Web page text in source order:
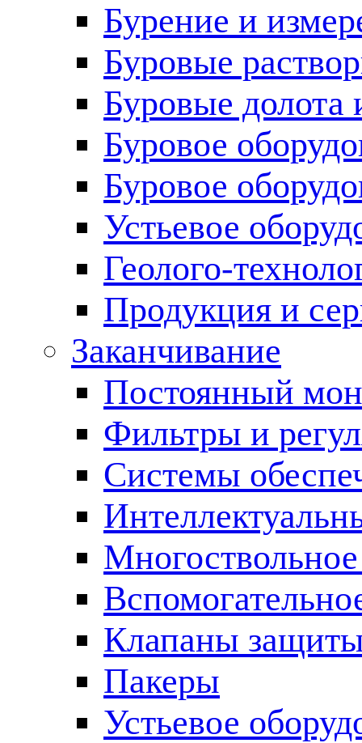
Бурение и
Буровые
Буровые долота
Буровое
Буровое
Устьевое
Геолого-
Продукция и
Заканчивание
Постоянный
Фильтры и
Cистемы
Клапаны
Пакеры
Устьевое